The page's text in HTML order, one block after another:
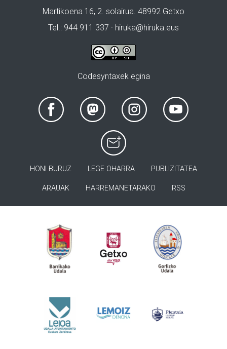
Martikoena 16, 2. solairua. 48992 Getxo
Tel.: 944 911 337 · hiruka@hiruka.eus
Codesyntaxek egina
HONI BURUZ LEGE OHARRA PUBLIZITATEA
ARAUAK HARREMANETARAKO RSS